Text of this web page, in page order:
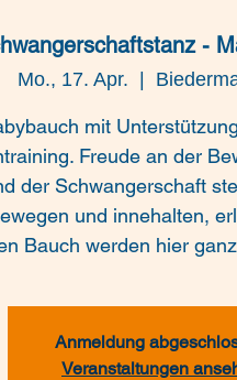
-
Mo., 17. Apr.
mit
Freude an der
der Schwangerschaft
und innehalten,
Bauch werden hier
Anmeldung
Veranstaltungen